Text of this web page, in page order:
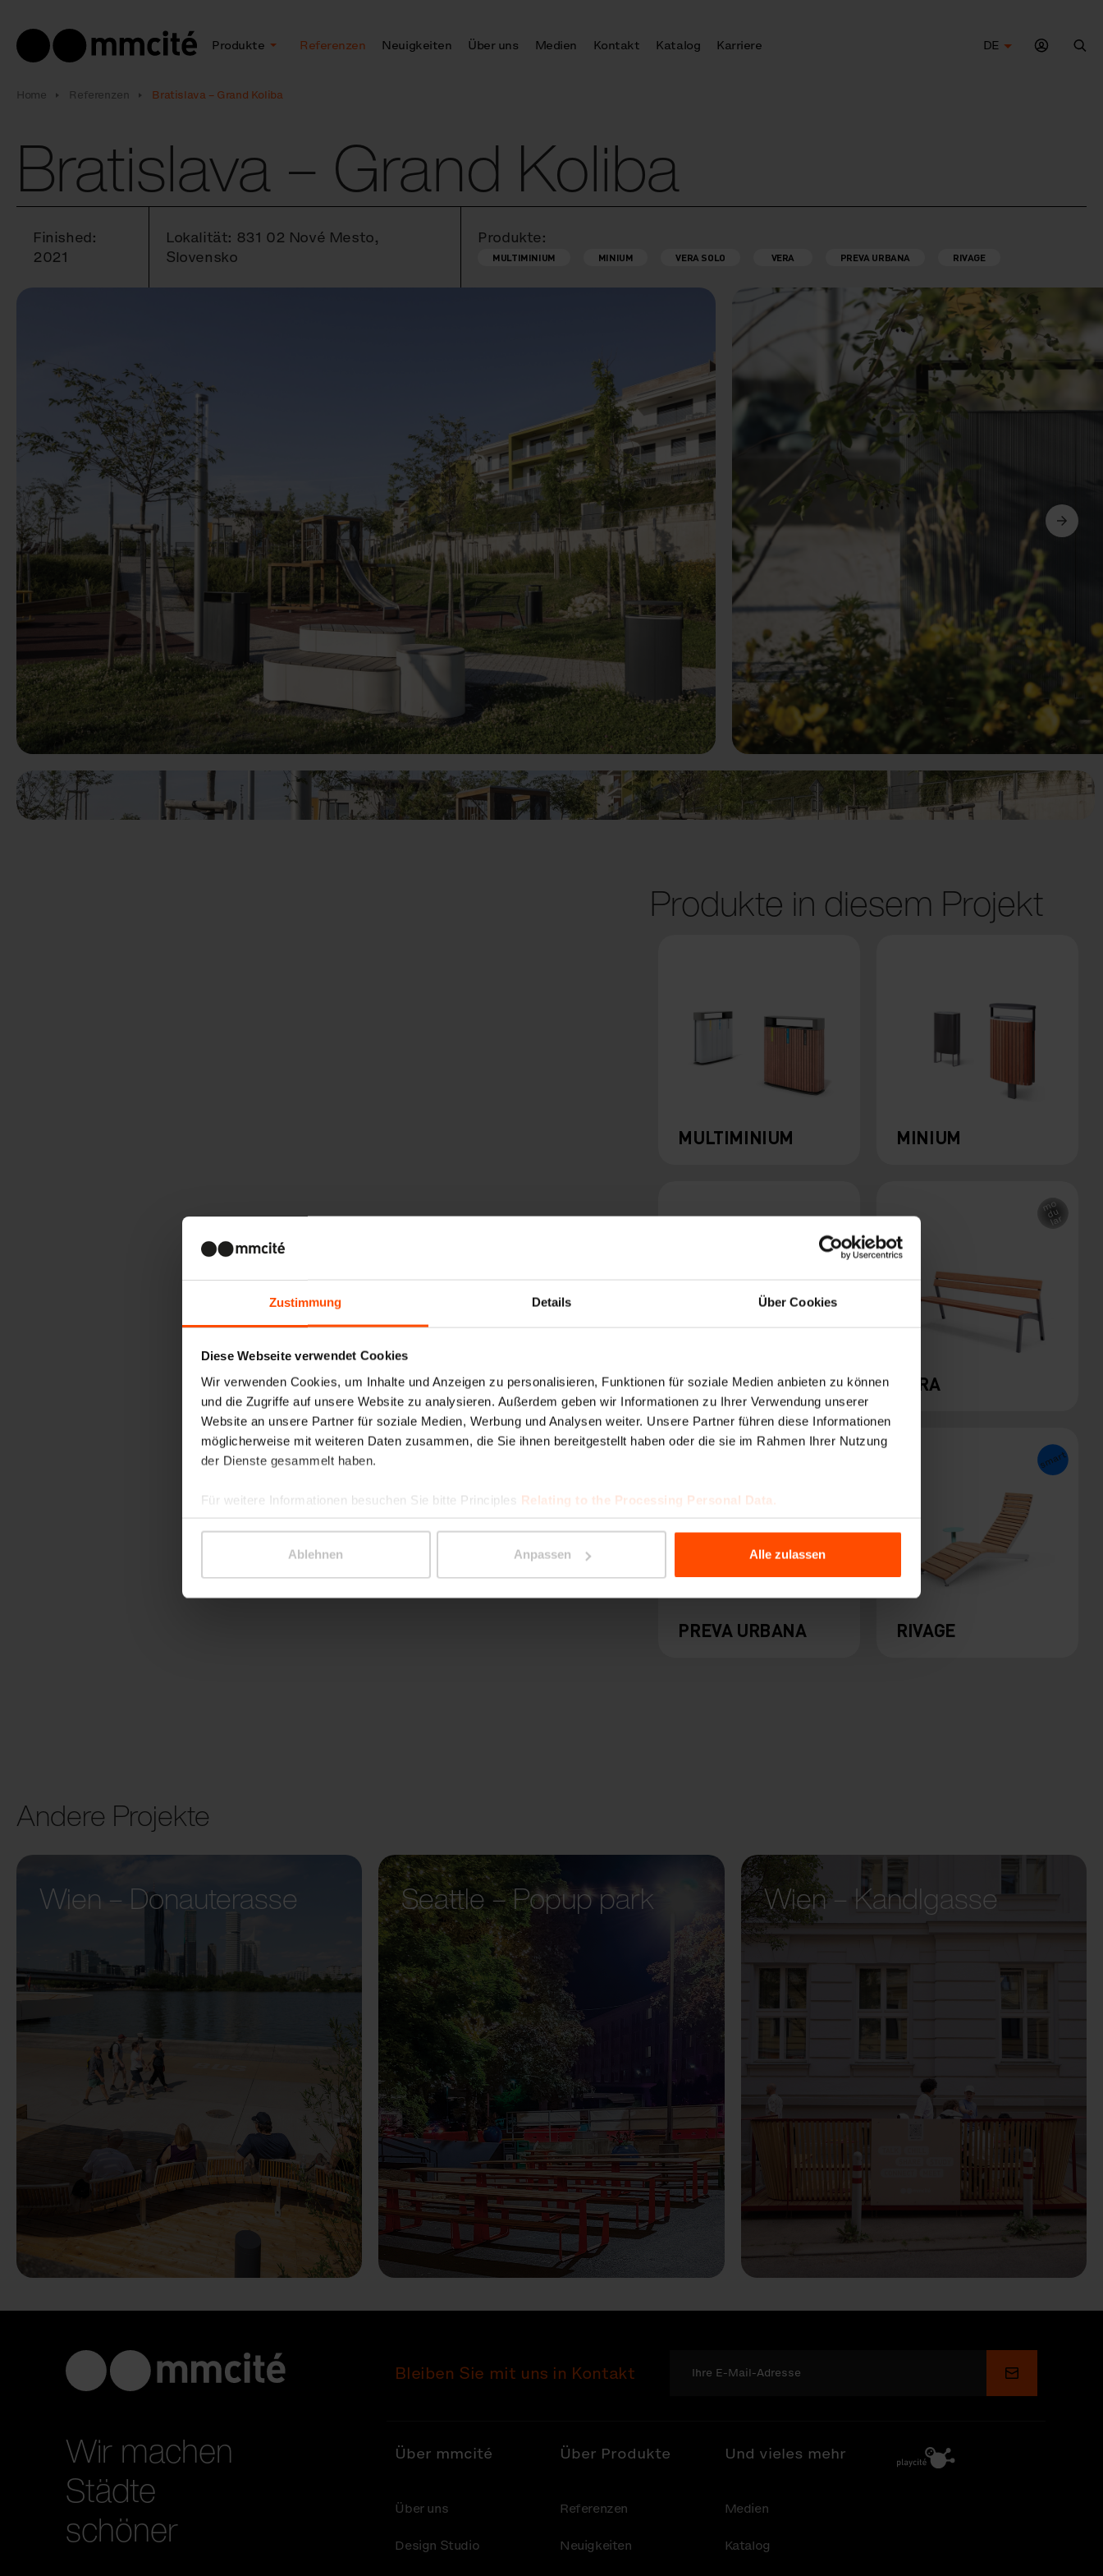
Zustimmung Details Über Cookies
Diese Webseite verwendet Cookies
Wir verwenden Cookies, um Inhalte und Anzeigen zu personalisieren, Funktionen für soziale Medien anbieten zu können
und die Zugriffe auf unsere Website zu analysieren. Außerdem geben wir Informationen zu Ihrer Verwendung unserer
Website an unsere Partner für soziale Medien, Werbung und Analysen weiter. Unsere Partner führen diese Informationen
möglicherweise mit weiteren Daten zusammen, die Sie ihnen bereitgestellt haben oder die sie im Rahmen Ihrer Nutzung
der Dienste gesammelt haben.
Für weitere Informationen besuchen Sie bitte Principles Relating to the Processing Personal Data.
Ablehnen Anpassen Alle zulassen
Produkte Referenzen Neuigkeiten Über uns Medien Kontakt Katalog Karriere
DE
Home Referenzen Bratislava – Grand Koliba
Bratislava – Grand Koliba
Finished:
2021
Lokalität: 831 02 Nové Mesto,
Slovensko
Produkte:
MULTIMINIUM MINIUM VERA SOLO VERA PREVA URBANA RIVAGE
Vorige
Produkte in diesem Projekt
MULTIMINIUM MINIUM
VERA SOLO VERA
PREVA URBANA RIVAGE
Andere Projekte
Wien – Donauterasse
Seattle – Popup park Wien – Kandlgasse
Wir machen
Städte
schöner
Bleiben Sie mit uns in Kontakt Senden
Über mmcité
Über uns
Design Studio
Über Produkte
Referenzen
Neuigkeiten
Und vieles mehr
Medien
Katalog